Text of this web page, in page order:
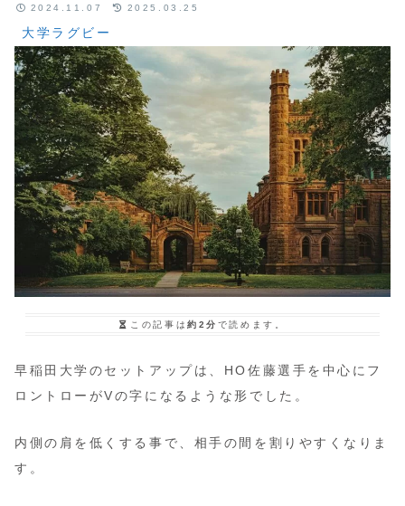
大学ラグビー
2024.11.07 2025.03.25
この記事は約2分 で読めます。
早稲田大学のセットアップは、HO佐藤選手を中心にフ
ロントローがVの字になるような形でした。
内側の肩を低くする事で、相手の間を割りやすくなりま
す。